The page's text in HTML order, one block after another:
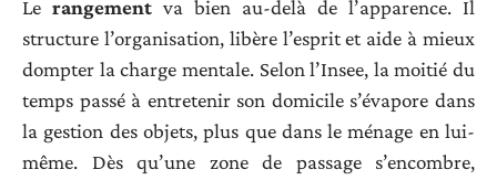
Le rangement va bien au-delà de l’apparence. Il
structure l’organisation, libère l’esprit et aide à mieux
dompter la charge mentale. Selon l’Insee, la moitié du
temps passé à entretenir son domicile s’évapore dans
la gestion des objets, plus que dans le ménage en lui-
même. Dès qu’une zone de passage s’encombre,